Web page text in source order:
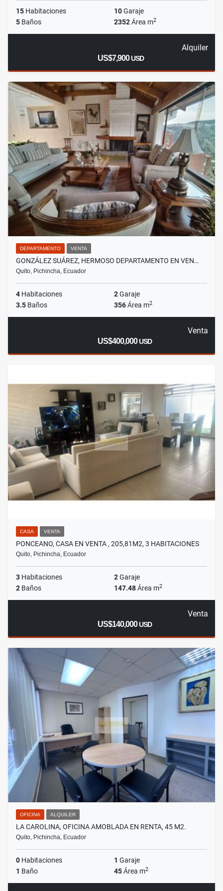
15 Habitaciones 10Garaje
5 Baños 2352Área m2
Alquiler
US$7,900USD
DEPARTAMENTO VENTA
GONZÁLEZ SUÁREZ, HERMOSO DEPARTAMENTO EN VEN…
Quito, Pichincha, Ecuador
4 Habitaciones 2Garaje
3.5 Baños 356Área m2
Venta
US$400,000USD
CASA VENTA
PONCEANO, CASA EN VENTA , 205,81M2, 3 HABITACIONES
Quito, Pichincha, Ecuador
3 Habitaciones 2Garaje
2 Baños 147.48Área m2
Venta
US$140,000USD
OFICINA ALQUILER
LA CAROLINA, OFICINA AMOBLADA EN RENTA, 45 M2.
Quito, Pichincha, Ecuador
0 Habitaciones 1 Garaje
1 Baño 45Área m2